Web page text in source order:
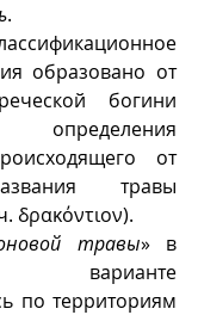
.
образовано от
богини
от
травы
δρακόντιον).
травы» в
варианте
по территориям